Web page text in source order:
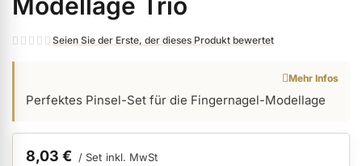
Acryl anzeigen
Nagellack & Flüssigkeiten anzeigen
der
Modellage Trio
Seien Sie der Erste, der dieses Produkt bewertet
Mehr Infos
Perfektes Pinsel-Set für die Fingernagel-Modellage
8,03 € / Set inkl. MwSt